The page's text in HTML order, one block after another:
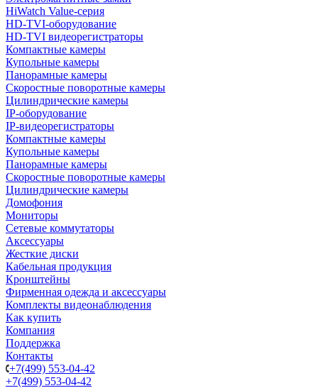
HiWatch Value-серия
HD-TVI-оборудование
HD-TVI видеорегистраторы
Компактные камеры
Купольные камеры
Панорамные камеры
Скоростные поворотные камеры
Цилиндрические камеры
IP-оборудование
IP-видеорегистраторы
Компактные камеры
Купольные камеры
Панорамные камеры
Скоростные поворотные камеры
Цилиндрические камеры
Домофония
Мониторы
Сетевые коммутаторы
Аксессуары
Жесткие диски
Кабельная продукция
Кронштейны
Фирменная одежда и аксессуары
Комплекты видеонаблюдения
Как купить
Компания
Поддержка
Контакты
+7(499) 553-04-42
+7(499) 553-04-42